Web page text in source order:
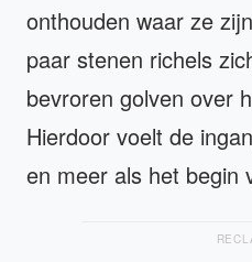
onthouden waar ze
paar stenen richels
bevroren golven over
Hierdoor voelt de
en meer als het begin